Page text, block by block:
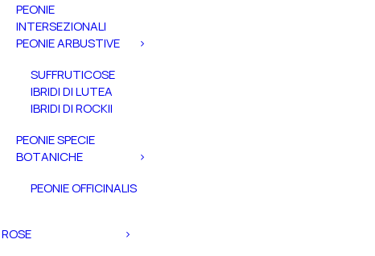
PEONIE
INTERSEZIONALI
PEONIE ARBUSTIVE
SUFFRUTICOSE
IBRIDI DI LUTEA
IBRIDI DI ROCKII
PEONIE SPECIE
BOTANICHE
PEONIE OFFICINALIS
ROSE